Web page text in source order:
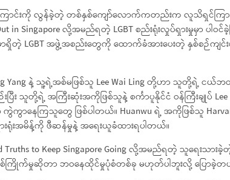
ောင်းကို လွန်ခဲ့တဲ့ တစ်နှစ်ကျော်လောက်ကတည်းက လူသိရှင်ကြားခ
in Singapore လို့အမည်ရတဲ့ LGBT စည်းရုံးလှုပ်ရှားမှုမှာ ပ
ာရှိတဲ့ LGBT အဖွဲ့အစည်းတွေကို ထောက်ခံအားပေးတဲ့ နှစ်စဉ်ကျင်
Yang နဲ့ သူ့ရဲ့အစ်မဖြစ်သူ Lee Wai Ling တို့ဟာ သူတို့ရဲ့ ငယ်ဘ
ြီး သူတို့ရဲ့ အကြီးဆုံးအကိုဖြစ်သူနဲ့ စင်္ကာပူနိုင်ငံ ဝန်ကြီးချုပ် Lee
နေကြသူတွေ ဖြစ်ပါတယ်။ Huanwu ရဲ့ အကိုဖြစ်သူ
ရုံးအမိန့်ကို ဖီဆန်မှုနဲ့ အရေးယူခံထားရပါတယ်။
to Keep Singapore Going လို့အမည်ရတဲ့ သူရေးသား
ျစ်ကြိုက်မှုဆိုတာ ဘဝနေထိုင်မှုပုံစံတစ်ခု မဟုတ်ပါဘူးလို့ ပြောခဲ့တ